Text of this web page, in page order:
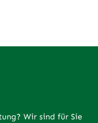
Wir sind für Sie